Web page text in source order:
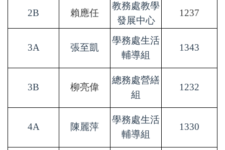
2B 賴應任
教務處教學
發展中心
1237
3A 張至凱
學務處生活
輔導組
1343
3B 柳亮偉
總務處營繕
組
1232
4A 陳麗萍
學務處生活
輔導組
1330